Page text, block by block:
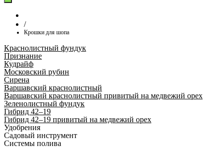
/
Крошки для шопа
Краснолистный фундук
Признание
Кудрайф
Московский рубин
Сирена
Варшавский краснолистный
Варшавский краснолистный привитый на медвежий орех
Зеленолистный фундук
Гибрид 42–19
Гибрид 42–19 привитый на медвежий орех
Удобрения
Садовый инструмент
Системы полива